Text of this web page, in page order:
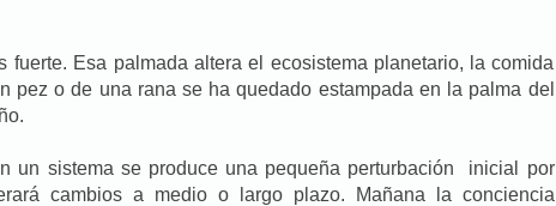
fuerte. Esa palmada altera el ecosistema planetario, la comida
pez o de una rana se ha quedado estampada en la palma del
un sistema se produce una pequeña perturbación inicial por
cambios a medio o largo plazo. Mañana la conciencia